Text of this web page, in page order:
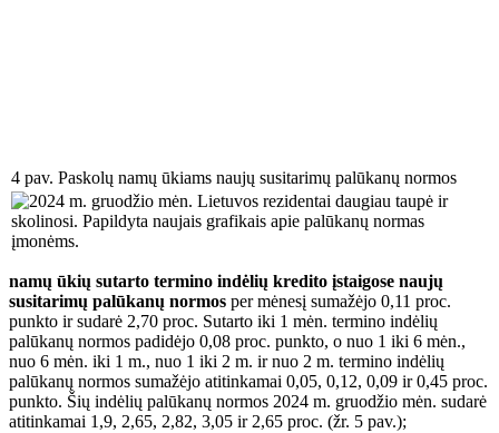
4 pav. Paskolų namų ūkiams naujų susitarimų palūkanų normos
namų ūkių sutarto termino indėlių kredito įstaigose naujų
susitarimų palūkanų normos per mėnesį sumažėjo 0,11 proc.
punkto ir sudarė 2,70 proc. Sutarto iki 1 mėn. termino indėlių
palūkanų normos padidėjo 0,08 proc. punkto, o nuo 1 iki 6 mėn.,
nuo 6 mėn. iki 1 m., nuo 1 iki 2 m. ir nuo 2 m. termino indėlių
palūkanų normos sumažėjo atitinkamai 0,05, 0,12, 0,09 ir 0,45 proc.
punkto. Šių indėlių palūkanų normos 2024 m. gruodžio mėn. sudarė
atitinkamai 1,9, 2,65, 2,82, 3,05 ir 2,65 proc. (žr. 5 pav.);